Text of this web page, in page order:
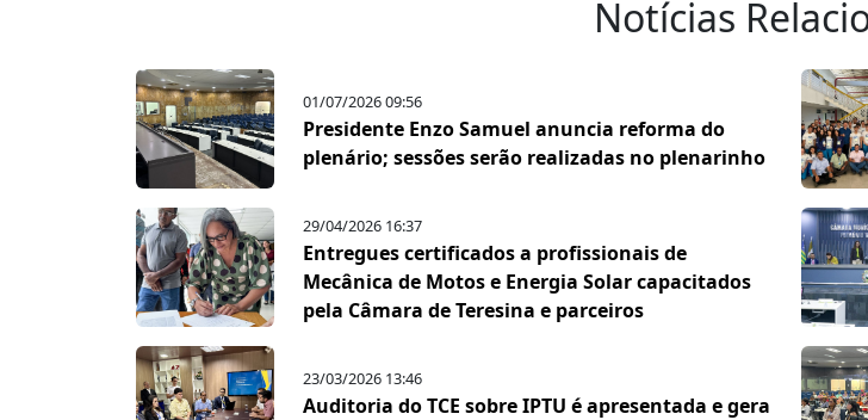
Notícias
01/07/2026 09:56
Presidente Enzo Samuel anuncia reforma do
plenário; sessões serão realizadas no plenarinho
29/04/2026 16:37
Entregues certificados a profissionais de
Mecânica de Motos e Energia Solar capacitados
pela Câmara de Teresina e parceiros
23/03/2026 13:46
Auditoria do TCE sobre IPTU é apresentada e gera